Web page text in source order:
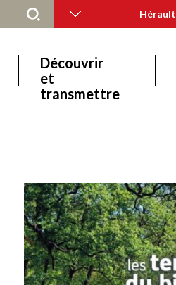
Hérault
Découvrir
et
transmettre